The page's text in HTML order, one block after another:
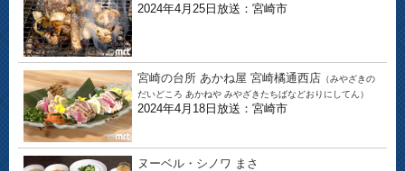
2024年4月25日放送：宮崎市
宮崎の台所 あかね屋 宮崎橘通西店 （みやざきの
だいどころ あかねや みやざきたちばなどおりにしてん）
2024年4月18日放送：宮崎市
ヌーベル・シノワ まさ